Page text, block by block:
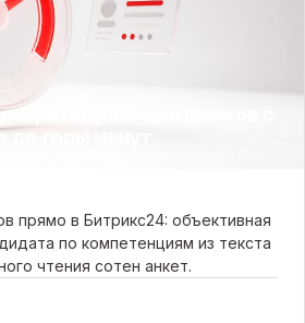
разбор откликов с
до пары минут
прямо в Битрикс24: объективная
по компетенциям из текста
чтения сотен анкет.